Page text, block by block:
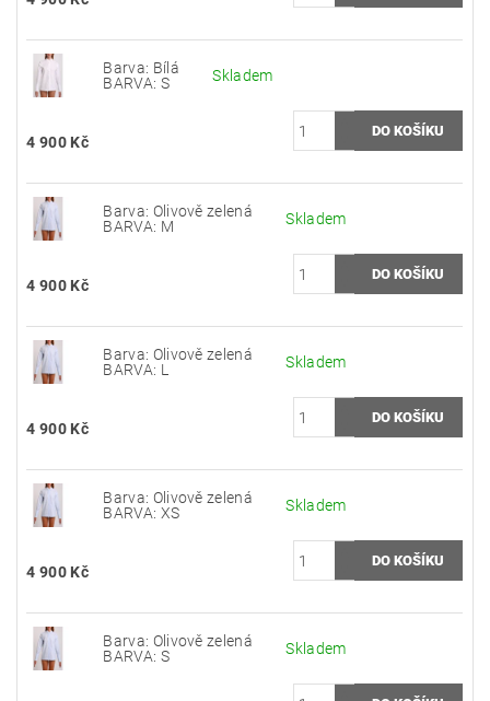
Barva: Bílá
BARVA: S
Skladem
4 900 Kč
Barva: Olivově zelená
BARVA: M
Skladem
4 900 Kč
Barva: Olivově zelená
BARVA: L
Skladem
4 900 Kč
Barva: Olivově zelená
BARVA: XS
Skladem
4 900 Kč
Barva: Olivově zelená
BARVA: S
Skladem